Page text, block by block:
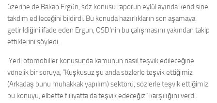
üzerine de Bakan Ergün, söz konusu raporun eylül ayında kendisine
takdim edileceğini bildirdi. Bu konuda hazırlıkların son aşamaya
getirildiğini ifade eden Ergün, OSD’nin bu çalışmasını yakından takip
ettiklerini söyledi.
Yerli otomobiller konusunda kamunun nasıl teşvik edileceğine
yönelik bir soruya, “Kuşkusuz şu anda sözlerle teşvik ettiğimiz
(Arkadaş bunu muhakkak yapılım) sektörü, sözlerle teşvik ettiğimiz
bu konuyu, elbette fiiliyatta da teşvik edeceğiz” karşılığını verdi.